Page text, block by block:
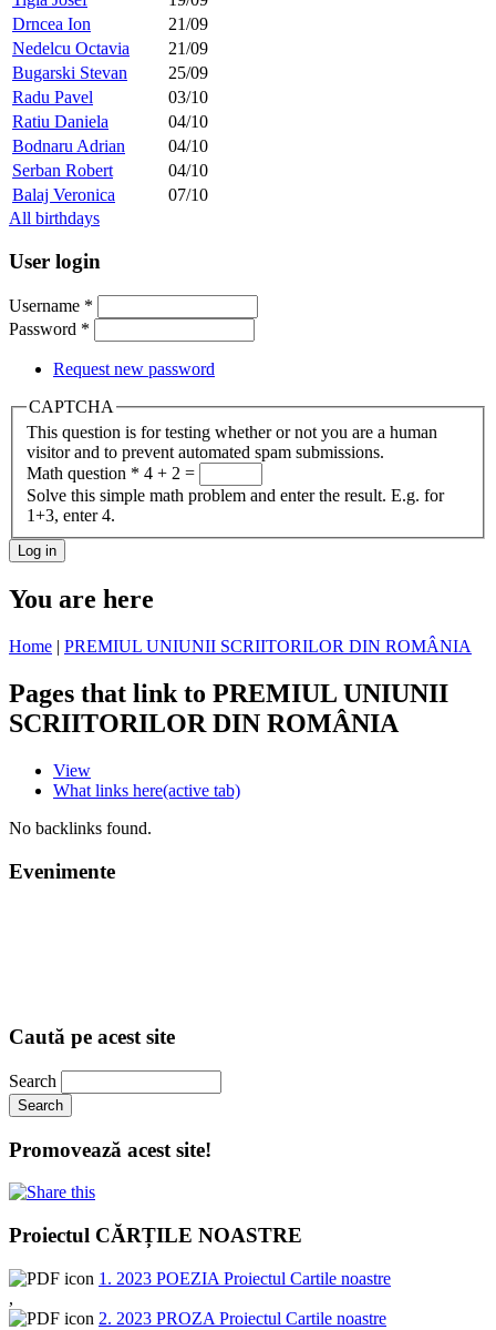
Drncea Ion
21/09
Nedelcu Octavia
21/09
Bugarski Stevan
25/09
Radu Pavel
03/10
Ratiu Daniela
04/10
Bodnaru Adrian
04/10
Serban Robert
04/10
Balaj Veronica
07/10
All birthdays
User login
Username *
Password *
Request new password
CAPTCHA
This question is for testing whether or not you are a human
visitor and to prevent automated spam submissions.
Math question * 4 + 2 =
Solve this simple math problem and enter the result. E.g. for
1+3, enter 4.
You are here
Home | PREMIUL UNIUNII SCRIITORILOR DIN ROMÂNIA
Pages that link to PREMIUL UNIUNII
SCRIITORILOR DIN ROMÂNIA
View
What links here(active tab)
No backlinks found.
Evenimente
Caută pe acest site
Search
Promovează acest site!
Proiectul CĂRȚILE NOASTRE
1. 2023 POEZIA Proiectul Cartile noastre
,
2. 2023 PROZA Proiectul Cartile noastre